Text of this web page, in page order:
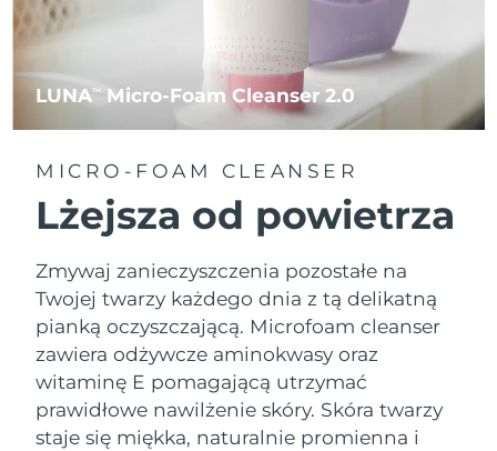
LUNATM Micro-Foam Cleanser 2.0
MICRO-FOAM CLEANSER
Lżejsza od powietrza
Zmywaj zanieczyszczenia pozostałe na
Twojej twarzy każdego dnia z tą delikatną
pianką oczyszczającą. Microfoam cleanser
zawiera odżywcze aminokwasy oraz
witaminę E pomagającą utrzymać
prawidłowe nawilżenie skóry. Skóra twarzy
staje się miękka, naturalnie promienna i